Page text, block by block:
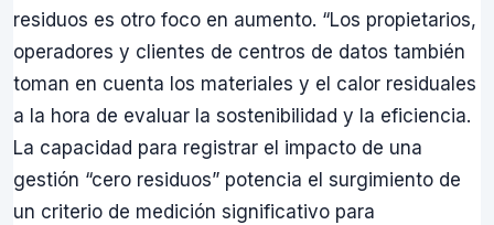
residuos es otro foco en aumento. “Los propietarios,
operadores y clientes de centros de datos también
toman en cuenta los materiales y el calor residuales
a la hora de evaluar la sostenibilidad y la eficiencia.
La capacidad para registrar el impacto de una
gestión “cero residuos” potencia el surgimiento de
un criterio de medición significativo para